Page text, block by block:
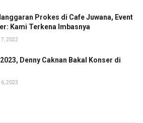
Prokes di Cafe Juwana, Event
Kami Terkena Imbasnya
2022
Denny Caknan Bakal Konser di
2023